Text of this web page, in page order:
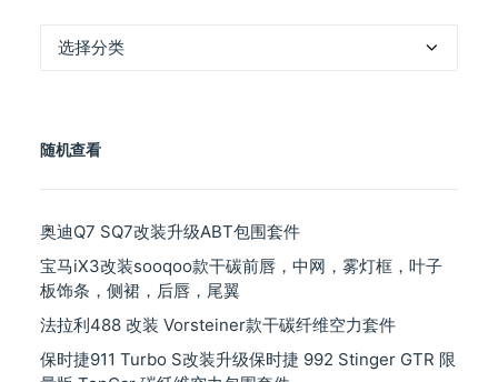
随机查看
奥迪Q7 SQ7改装升级ABT包围套件
宝马iX3改装sooqoo款干碳前唇，中网，雾灯框，叶子
板饰条，侧裙，后唇，尾翼
法拉利488 改装 Vorsteiner款干碳纤维空力套件
保时捷911 Turbo S改装升级保时捷 992 Stinger GTR 限